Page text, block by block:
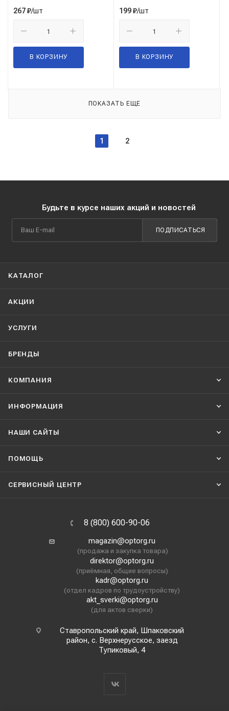
267₽/шт
В КОРЗИНУ
199₽/шт
В КОРЗИНУ
ПОКАЗАТЬ ЕЩЕ
1 2
Будьте в курсе наших акций и новостей
ПОДПИСАТЬСЯ
КАТАЛОГ
АКЦИИ
УСЛУГИ
БРЕНДЫ
КОМПАНИЯ
ИНФОРМАЦИЯ
НАШИ CАЙТЫ
ПОМОЩЬ
СЕРВИСНЫЙ ЦЕНТР
8 (800) 600-90-06
magazin@optorg.ru
(продажа и закупка товара)
direktor@optorg.ru
(приёмная, общие вопросы)
kadr@optorg.ru
(отдел кадров по трудоустройству)
akt_sverki@optorg.ru
(для актов сверки)
Ставропольский край, Шпаковский
район, с. Верхнерусское, заезд
Тупиковый, 4